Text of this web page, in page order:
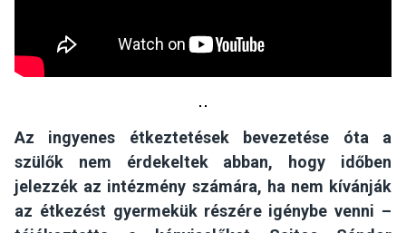
Az ingyenes étkeztetések bevezetése óta a
szülők nem érdekeltek abban, hogy időben
jelezzék az intézmény számára, ha nem kívánják
az étkezést gyermekük részére igénybe venni –